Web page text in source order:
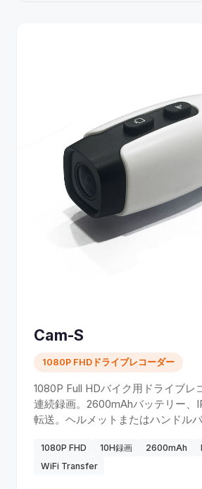
Cam-S
1080P FHDドライブレコーダー
1080P Full HDバイク用ドライブレ
連続録画。2600mAhバッテリー、
転送。ヘルメットまたはハンドルバ
1080P FHD 10H録画 2600mAh
WiFi Transfer